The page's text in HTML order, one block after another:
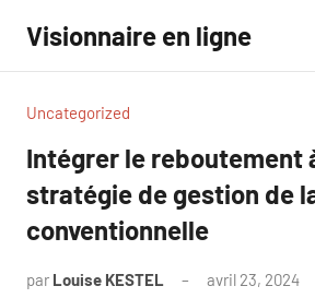
contenu
Visionnaire en ligne
Uncategorized
Intégrer le reboutement
stratégie de gestion de
conventionnelle
par Louise KESTEL avril 23, 2024